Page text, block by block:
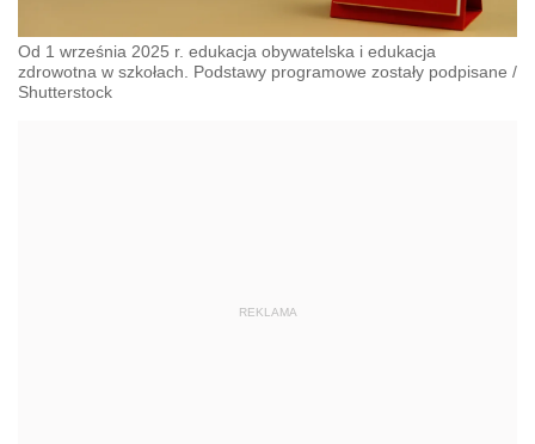
Od 1 września 2025 r. edukacja obywatelska i edukacja
zdrowotna w szkołach. Podstawy programowe zostały podpisane /
Shutterstock